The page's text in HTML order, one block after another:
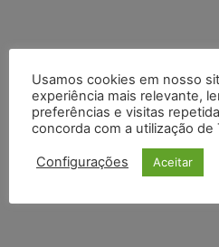
Usamos cookies em nosso
experiência mais relevante,
preferências e visitas
concorda com a utilização de
Configurações Aceitar